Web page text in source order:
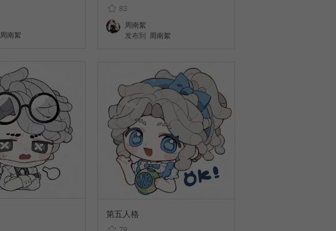
周南絮
83
周南絮
发布到 周南絮
第五人格
79